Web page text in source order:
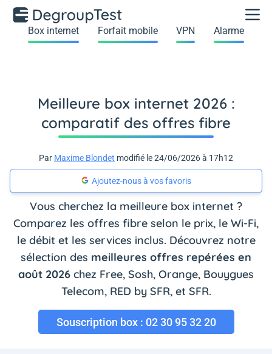
Box internet Forfait mobile VPN Alarme
Meilleure box internet 2026 :
comparatif des offres fibre
Par Maxime Blondet modifié le 24/06/2026 à 17h12
Ajoutez-nous à vos favoris
Vous cherchez la meilleure box internet ?
Comparez les offres fibre selon le prix, le Wi-Fi,
le débit et les services inclus. Découvrez notre
sélection des meilleures offres repérées en
août 2026 chez Free, Sosh, Orange, Bouygues
Telecom, RED by SFR, et SFR.
Souscription box : 02 30 95 32 20